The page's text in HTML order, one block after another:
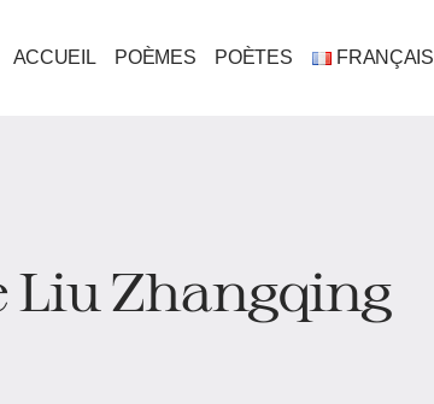
ACCUEIL POÈMES POÈTES FRANÇAIS
Liu Zhangqing